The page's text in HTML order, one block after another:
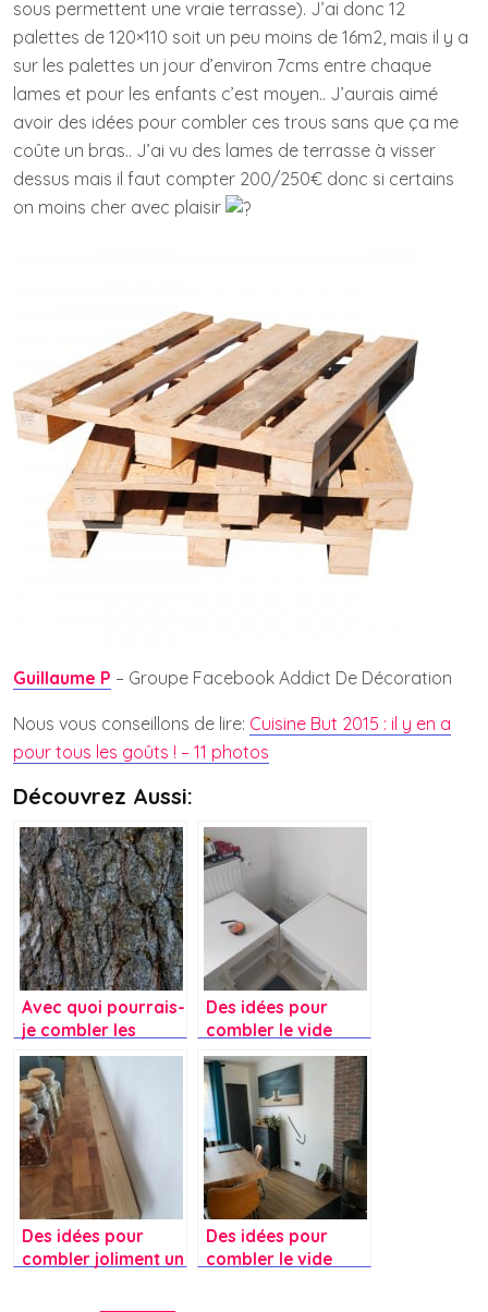
sous permettent une vraie terrasse). J’ai donc 12
palettes de 120×110 soit un peu moins de 16m2, mais il y a
sur les palettes un jour d’environ 7cms entre chaque
lames et pour les enfants c’est moyen.. J’aurais aimé
avoir des idées pour combler ces trous sans que ça me
coûte un bras.. J’ai vu des lames de terrasse à visser
dessus mais il faut compter 200/250€ donc si certains
on moins cher avec plaisir
Guillaume P – Groupe Facebook Addict De Décoration
Nous vous conseillons de lire: Cuisine But 2015 : il y en a
pour tous les goûts ! – 11 photos
Découvrez Aussi:
Avec quoi pourrais-
je combler les
nœuds de ce
plateau en chêne ?
Des idées pour
combler le vide
dans un angle ?
Des idées pour
combler joliment un
Des idées pour
combler le vide